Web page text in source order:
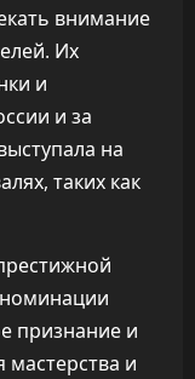
внимание
Их
и
и за
на
таких как
номинации
признание и
мастерства и